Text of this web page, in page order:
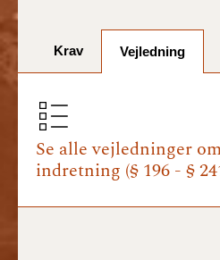
BR18 (1/1-30/6
BR18 (1/7- 31/12
2024)
BR18 (1/1- 30/06
Krav Vejledning
Se alle vejledninger
indretning (§ 196 - §